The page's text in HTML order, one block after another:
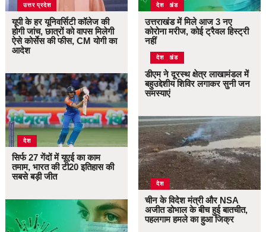
उत्तर प्रदेश
यूपी के हर यूनिवर्सिटी कॉलेज की
होगी जांच, छात्रों को वापस मिलेगी
ऐसे कोर्सेस की फीस, CM योगी का
आदेश
देश
सिर्फ 27 गेंदों में यूएई का काम
तमाम, भारत की टी20 इतिहास की
सबसे बड़ी जीत
उत्तराखंड
देश
उत्तराखंड में मिले आज 3 नए
कोरोना मरीज, कोई ट्रैवल हिस्ट्री
नहीं
उत्तराखंड
देश
डीएम ने दूरस्थ क्षेत्र लाखामंडल में
बहुउद्देशीय शिविर लगाकर सुनी जन
समस्याएं
देश
चीन के विदेश मंत्री और NSA
अजीत डोभाल के बीच हुई बातचीत,
पहलगाम हमले का हुआ जिक्र